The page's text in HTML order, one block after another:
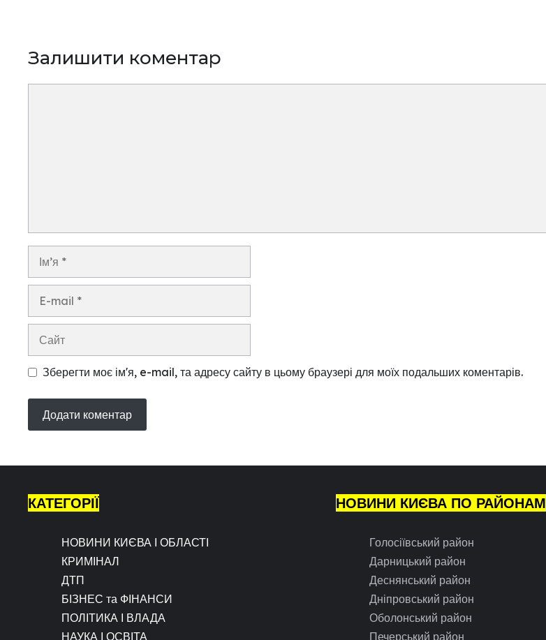
Залишити коментар
Зберегти моє ім'я, e-mail, та адресу сайту в цьому браузері для моїх подальших коментарів.
КАТЕГОРІЇ
НОВИНИ КИЄВА І ОБЛАСТІ
КРИМІНАЛ
ДТП
БІЗНЕС та ФІНАНСИ
ПОЛІТИКА І ВЛАДА
НАУКА І ОСВІТА
НОВИНИ КИЄВА ПО РАЙОНАМ
Голосіївський район
Дарницький район
Деснянський район
Дніпровський район
Оболонський район
Печерський район